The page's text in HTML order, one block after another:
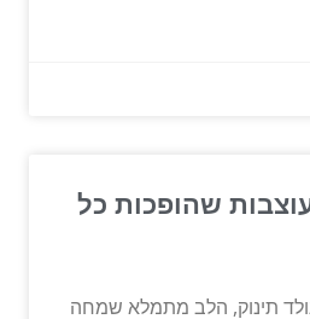
שהופכות כל
תינוק, הלב מתמלא שמחה